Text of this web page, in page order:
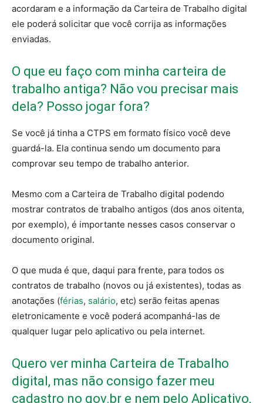
acordaram e a informação da Carteira de Trabalho digital
ele poderá solicitar que você corrija as informações
enviadas.
O que eu faço com minha carteira de
trabalho antiga? Não vou precisar mais
dela? Posso jogar fora?
Se você já tinha a CTPS em formato físico você deve
guardá-la. Ela continua sendo um documento para
comprovar seu tempo de trabalho anterior.
Mesmo com a Carteira de Trabalho digital podendo
mostrar contratos de trabalho antigos (dos anos oitenta,
por exemplo), é importante nesses casos conservar o
documento original.
O que muda é que, daqui para frente, para todos os
contratos de trabalho (novos ou já existentes), todas as
anotações (férias, salário, etc) serão feitas apenas
eletronicamente e você poderá acompanhá-las de
qualquer lugar pelo aplicativo ou pela internet.
Quero ver minha Carteira de Trabalho
digital, mas não consigo fazer meu
cadastro no gov.br e nem pelo Aplicativo,